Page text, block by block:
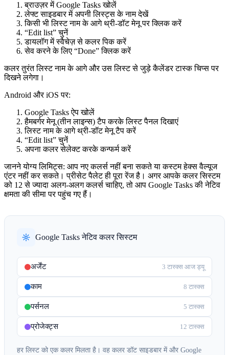
ब्राउज़र में Google Tasks खोलें
लेफ्ट साइडबार में अपनी लिस्ट्स के नाम देखें
किसी भी लिस्ट नाम के आगे थ्री-डॉट मेनू पर क्लिक करें
“Edit list” चुनें
डायलॉग में स्वैचेज़ से कलर पिक करें
सेव करने के लिए “Done” क्लिक करें
कलर तुरंत लिस्ट नाम के आगे और उस लिस्ट से जुड़े कैलेंडर टास्क चिप्स पर
दिखने लगेगा।
Android और iOS पर:
Google Tasks ऐप खोलें
हैमबर्गर मेनू (तीन लाइन्स) टैप करके लिस्ट पैनल दिखाएं
लिस्ट नाम के आगे थ्री-डॉट मेनू टैप करें
“Edit list” चुनें
अपना कलर सेलेक्ट करके कन्फर्म करें
जानने योग्य लिमिट्स: आप नए कलर्स नहीं बना सकते या कस्टम हेक्स वैल्यूज
एंटर नहीं कर सकते। प्रीसेट पैलेट ही पूरा रेंज है। अगर आपके कलर सिस्टम
को 12 से ज्यादा अलग-अलग कलर्स चाहिए, तो आप Google Tasks की नेटिव
क्षमता की सीमा पर पहुंच गए हैं।
Google Tasks नेटिव कलर सिस्टम
अर्जेंट 3 टास्क्स आज ड्यू
काम 8 टास्क्स
पर्सनल 5 टास्क्स
प्रोजेक्ट्स 12 टास्क्स
हर लिस्ट को एक कलर मिलता है। वह कलर डॉट साइडबार में और Google